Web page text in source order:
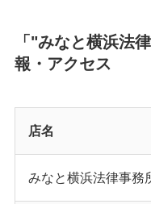
「"みなと横浜法
報・アクセス
店名
みなと横浜法律事務